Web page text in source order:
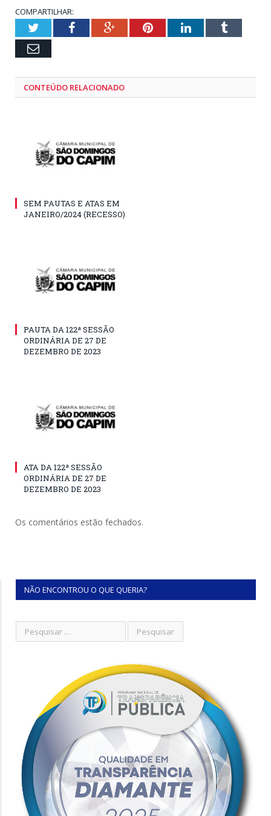
COMPARTILHAR:
TwitterFacebookGoogle+PinterestLinkedInTumblr
Email
CONTEÚDO RELACIONADO
SEM PAUTAS E ATAS EM
JANEIRO/2024 (RECESSO)
PAUTA DA 122ª SESSÃO
ORDINÁRIA DE 27 DE
DEZEMBRO DE 2023
ATA DA 122ª SESSÃO
ORDINÁRIA DE 27 DE
DEZEMBRO DE 2023
Os comentários estão fechados.
NÃO ENCONTROU O QUE QUERIA?